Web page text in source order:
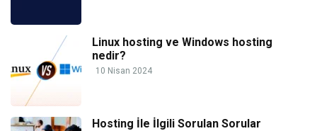
Linux hosting ve Windows hosting
nedir?
10 Nisan 2024
Hosting İle İlgili Sorulan Sorular